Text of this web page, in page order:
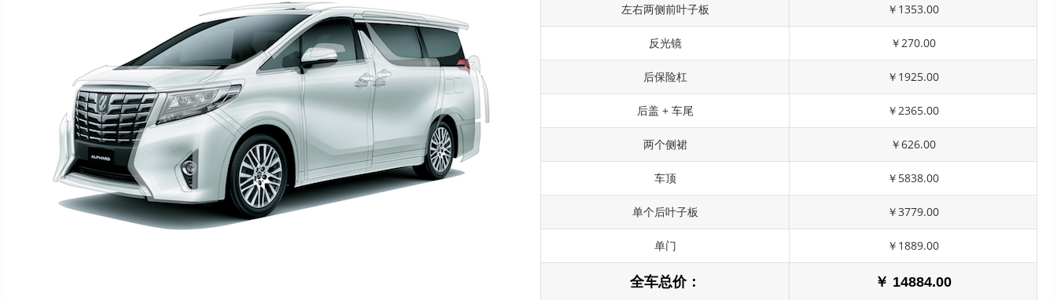
左右两侧前叶子板 ￥1353.00
反光镜 ￥270.00
后保险杠 ￥1925.00
后盖 + 车尾 ￥2365.00
两个侧裙 ￥626.00
车顶 ￥5838.00
单个后叶子板 ￥3779.00
单门 ￥1889.00
全车总价： ￥ 14884.00